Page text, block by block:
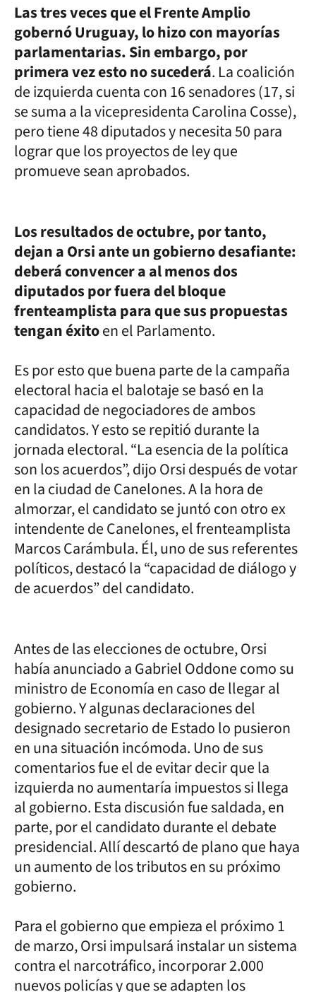
Las tres veces que el Frente Amplio
gobernó Uruguay, lo hizo con mayorías
parlamentarias. Sin embargo, por
primera vez esto no sucederá. La coalición
de izquierda cuenta con 16 senadores (17, si
se suma a la vicepresidenta Carolina Cosse),
pero tiene 48 diputados y necesita 50 para
lograr que los proyectos de ley que
promueve sean aprobados.
Los resultados de octubre, por tanto,
dejan a Orsi ante un gobierno desafiante:
deberá convencer a al menos dos
diputados por fuera del bloque
frenteamplista para que sus propuestas
tengan éxitoen el Parlamento.
Es por esto que buena parte de la campaña
electoral hacia el balotaje se basó en la
capacidad de negociadores de ambos
candidatos. Y esto se repitió durante la
jornada electoral. “La esencia de la política
son los acuerdos”, dijo Orsi después de votar
en la ciudad de Canelones. A la hora de
almorzar, el candidato se juntó con otro ex
intendente de Canelones, el frenteamplista
Marcos Carámbula. Él, uno de sus referentes
políticos, destacó la “capacidad de diálogo y
de acuerdos” del candidato.
Antes de las elecciones de octubre, Orsi
había anunciado a Gabriel Oddone como su
ministro de Economía en caso de llegar al
gobierno. Y algunas declaraciones del
designado secretario de Estado lo pusieron
en una situación incómoda. Uno de sus
comentarios fue el de evitar decir que la
izquierda no aumentaría impuestos si llega
al gobierno. Esta discusión fue saldada, en
parte, por el candidato durante el debate
presidencial. Allí descartó de plano que haya
un aumento de los tributos en su próximo
gobierno.
Para el gobierno que empieza el próximo 1
de marzo, Orsi impulsará instalar un sistema
contra el narcotráfico, incorporar 2.000
nuevos policías y que se adapten los